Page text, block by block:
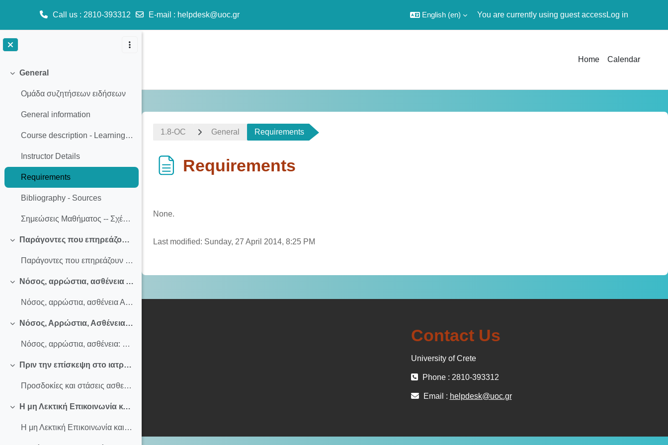
Call us : 2810-393312 E-mail : helpdesk@uoc.gr English ‎(en)‎ You are currently using guest accessLog in
Home Calendar
Collapse
General
Ομάδα συζητήσεων ειδήσεων
General information
Course description - Learning outcomes
Instructor Details
Requirements
Bibliography - Sources
Σημεώσεις Μαθήματος -- Σχέση Ιατρού – Ασθενούς: Οδηγίες για μια αποτελεσματική επικοινωνία
Collapse
Παράγοντες που επηρεάζουν την επιτυχία της σχέσης Ιατρού-Ασθενούς: διδασκαλία πάνω σε σενάρια
Παράγοντες που επηρεάζουν την επιτυχία της σχέσης Ιατρού-Ασθενούς: διδασκαλία πάνω σε σενάρια
Collapse
Νόσος, αρρώστια, ασθένεια Α΄: έννοιες, ρόλοι και συμπεριφορές στην υγεία
Νόσος, αρρώστια, ασθένεια Α΄: έννοιες, ρόλοι και συμπεριφορές στην υγεία - Α' μέρος
Collapse
Νόσος, Αρρώστια, Ασθένεια Β: Η κοινωνιολογική και ανθρωπολογική προσέγγιση
Νόσος, αρρώστια, ασθένεια: Η κοινωνιολογική και ανθρωπολογική προσέγγιση - Β' μέρος
Collapse
Πριν την επίσκεψη στο ιατρείο. Η στάση και οι προσδοκίες του ασθενούς: οι απόψεις των ασθενών. Διδασκαλία σε συνεργασία με εκπροσώπους των ασθενών
Προσδοκίες και στάσεις ασθενούς πριν την επίσκεψη στο ιατρείο
Collapse
Η μη Λεκτική Επικοινωνία και η Σημασία της στη Σχέση Ιατρού-Ασθενούς
Η μη Λεκτική Επικοινωνία και η Σημασία της στη Σχέση Ιατρού-Ασθενούς
1.8-OC General Requirements
Requirements
None.
Last modified: Sunday, 27 April 2014, 8:25 PM
Contact Us
University of Crete
Phone : 2810-393312
Email : helpdesk@uoc.gr